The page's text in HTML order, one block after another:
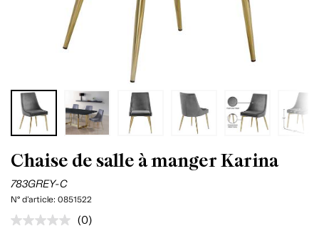
Chaise de salle à manger Karina
783GREY-C
N° d'article: 0851522
Aucune
(0)